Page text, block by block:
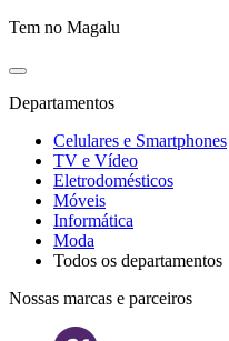
Tem no Magalu
Departamentos
Celulares e Smartphones
TV e Vídeo
Eletrodomésticos
Móveis
Informática
Moda
Todos os departamentos
Nossas marcas e parceiros